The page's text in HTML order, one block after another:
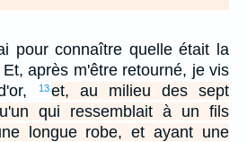
pour connaître quelle était la
après m'être retourné, je vis
13et, au milieu des sept
qui ressemblait à un fils
longue robe, et ayant une